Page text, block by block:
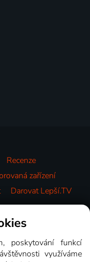
Recenze
zařízení
Darovat Lepší.TV
poskytování funkcí
využíváme